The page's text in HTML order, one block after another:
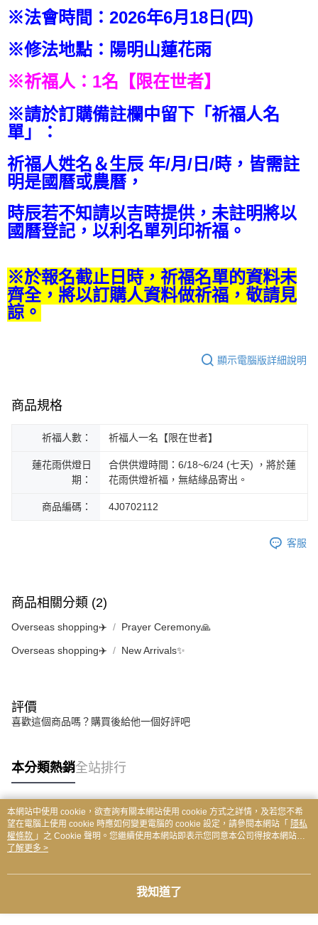
※法會時間： 2026年6月18 日(四)
※修法地點：陽明山蓮花雨
※祈福人： 1名 【限在世者】
※請於訂購備註欄中留下「祈福人名
單」：
祈福人姓名＆生辰 年/月 / 日 /時，皆需註
明是國曆或農曆，
時辰若不知請以吉時提供，未註明將以
國曆登記，以利名單列印祈福。
※於報名截止日時，祈福名單的資料未
齊全，將以訂購人資料做祈福，敬請見
諒。
顯示電腦版詳細說明
商品規格
祈福人數： 祈福人一名【限在世者】
蓮花雨供燈日
期：
合供供燈時間：6/18~6/24 (七天) ，將於蓮
花雨供燈祈福，無結緣品寄出。
商品編碼： 4J0702112
客服
商品相關分類 (2)
Overseas shopping✈️ Prayer Ceremony🙏
Overseas shopping✈️ New Arrivals✨
評價
喜歡這個商品嗎？購買後給他一個好評吧
本分類熱銷全站排行
熱門標籤
本網站中使用 cookie，欲查詢有關本網站使用 cookie 方式之詳情，及若您不希
望在電腦上使用 cookie 時應如何變更電腦的 cookie 設定，請參閱本網站「 隱私
權條款 」之 Cookie 聲明。您繼續使用本網站即表示您同意本公司得按本網站使
用條款之 Cookie 聲明使用 cookie。
了解更多 >
我知道了